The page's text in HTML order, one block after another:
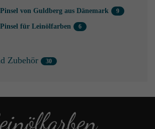
von Guldberg aus Dänemark
für Leinölfarben
Zubehör